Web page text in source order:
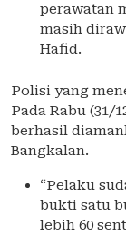
perawatan
masih
Hafid.
Polisi yang
Pada Rabu (31/
berhasil
Bangkalan.
“Pelaku
bukti satu
lebih 60